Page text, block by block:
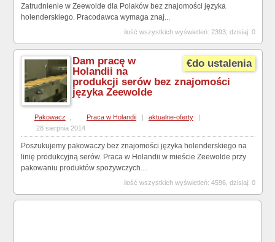
Zatrudnienie w Zeewolde dla Polaków bez znajomości języka
holenderskiego. Pracodawca wymaga znaj...
ilość wszystkich wyświetleń: 2393, dzisiaj: 0
€do ustalenia
Dam pracę w
Holandii na
produkcji serów bez znajomości
języka Zeewolde
Pakowacz Praca w Holandii | aktualne-oferty
|
28 sierpnia 2014
Poszukujemy pakowaczy bez znajomości języka holenderskiego na
linię produkcyjną serów. Praca w Holandii w mieście Zeewolde przy
pakowaniu produktów spożywczych....
ilość wszystkich wyświetleń: 4596, dzisiaj: 0